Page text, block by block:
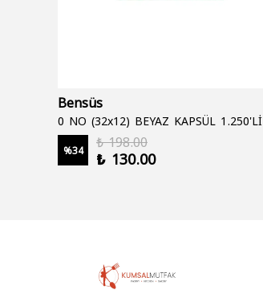
Bensüs
0 NO (32x12) BEYAZ KAPSÜL 1.250'Lİ
%34
₺ 198.00
₺ 130.00